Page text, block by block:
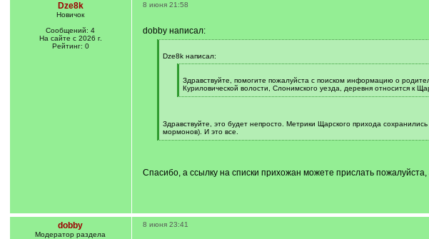
Dze8k
Новичок
Сообщений: 4
На сайте с 2026 г.
Рейтинг: 0
8 июня 21:58
dobby написал:
q
Dze8k написал:
q
]
Здравствуйте, помогите пожалуйста с поиском информацию о
Куриловической волости, Слонимского уезда, деревня относится к
[
Здравствуйте, это будет непросто. Метрики Щарского прихода
мормонов). И это все.
[
Спасибо, а ссылку на списки прихожан можете прислать пожалуйста,
dobby
Модератор раздела
8 июня 23:41